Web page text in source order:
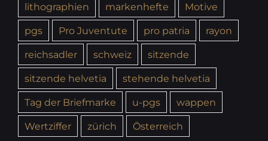
lithographien
markenhefte
Motive
pgs
Pro Juventute pro patria
rayon
reichsadler
schweiz
sitzende
sitzende helvetia
stehende helvetia
Tag der Briefmarke
u-pgs
wappen
Wertziffer
zürich Österreich